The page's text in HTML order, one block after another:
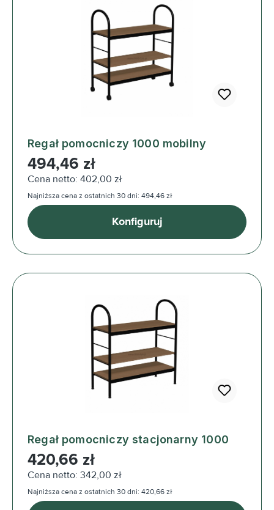
Regał pomocniczy 1000 mobilny
Cena regularna:
494,46 zł
Cena netto: 402,00 zł
Najniższa cena z ostatnich 30 dni: 494,46 zł
Konfiguruj
Regał pomocniczy stacjonarny 1000
Cena regularna:
420,66 zł
Cena netto: 342,00 zł
Najniższa cena z ostatnich 30 dni: 420,66 zł